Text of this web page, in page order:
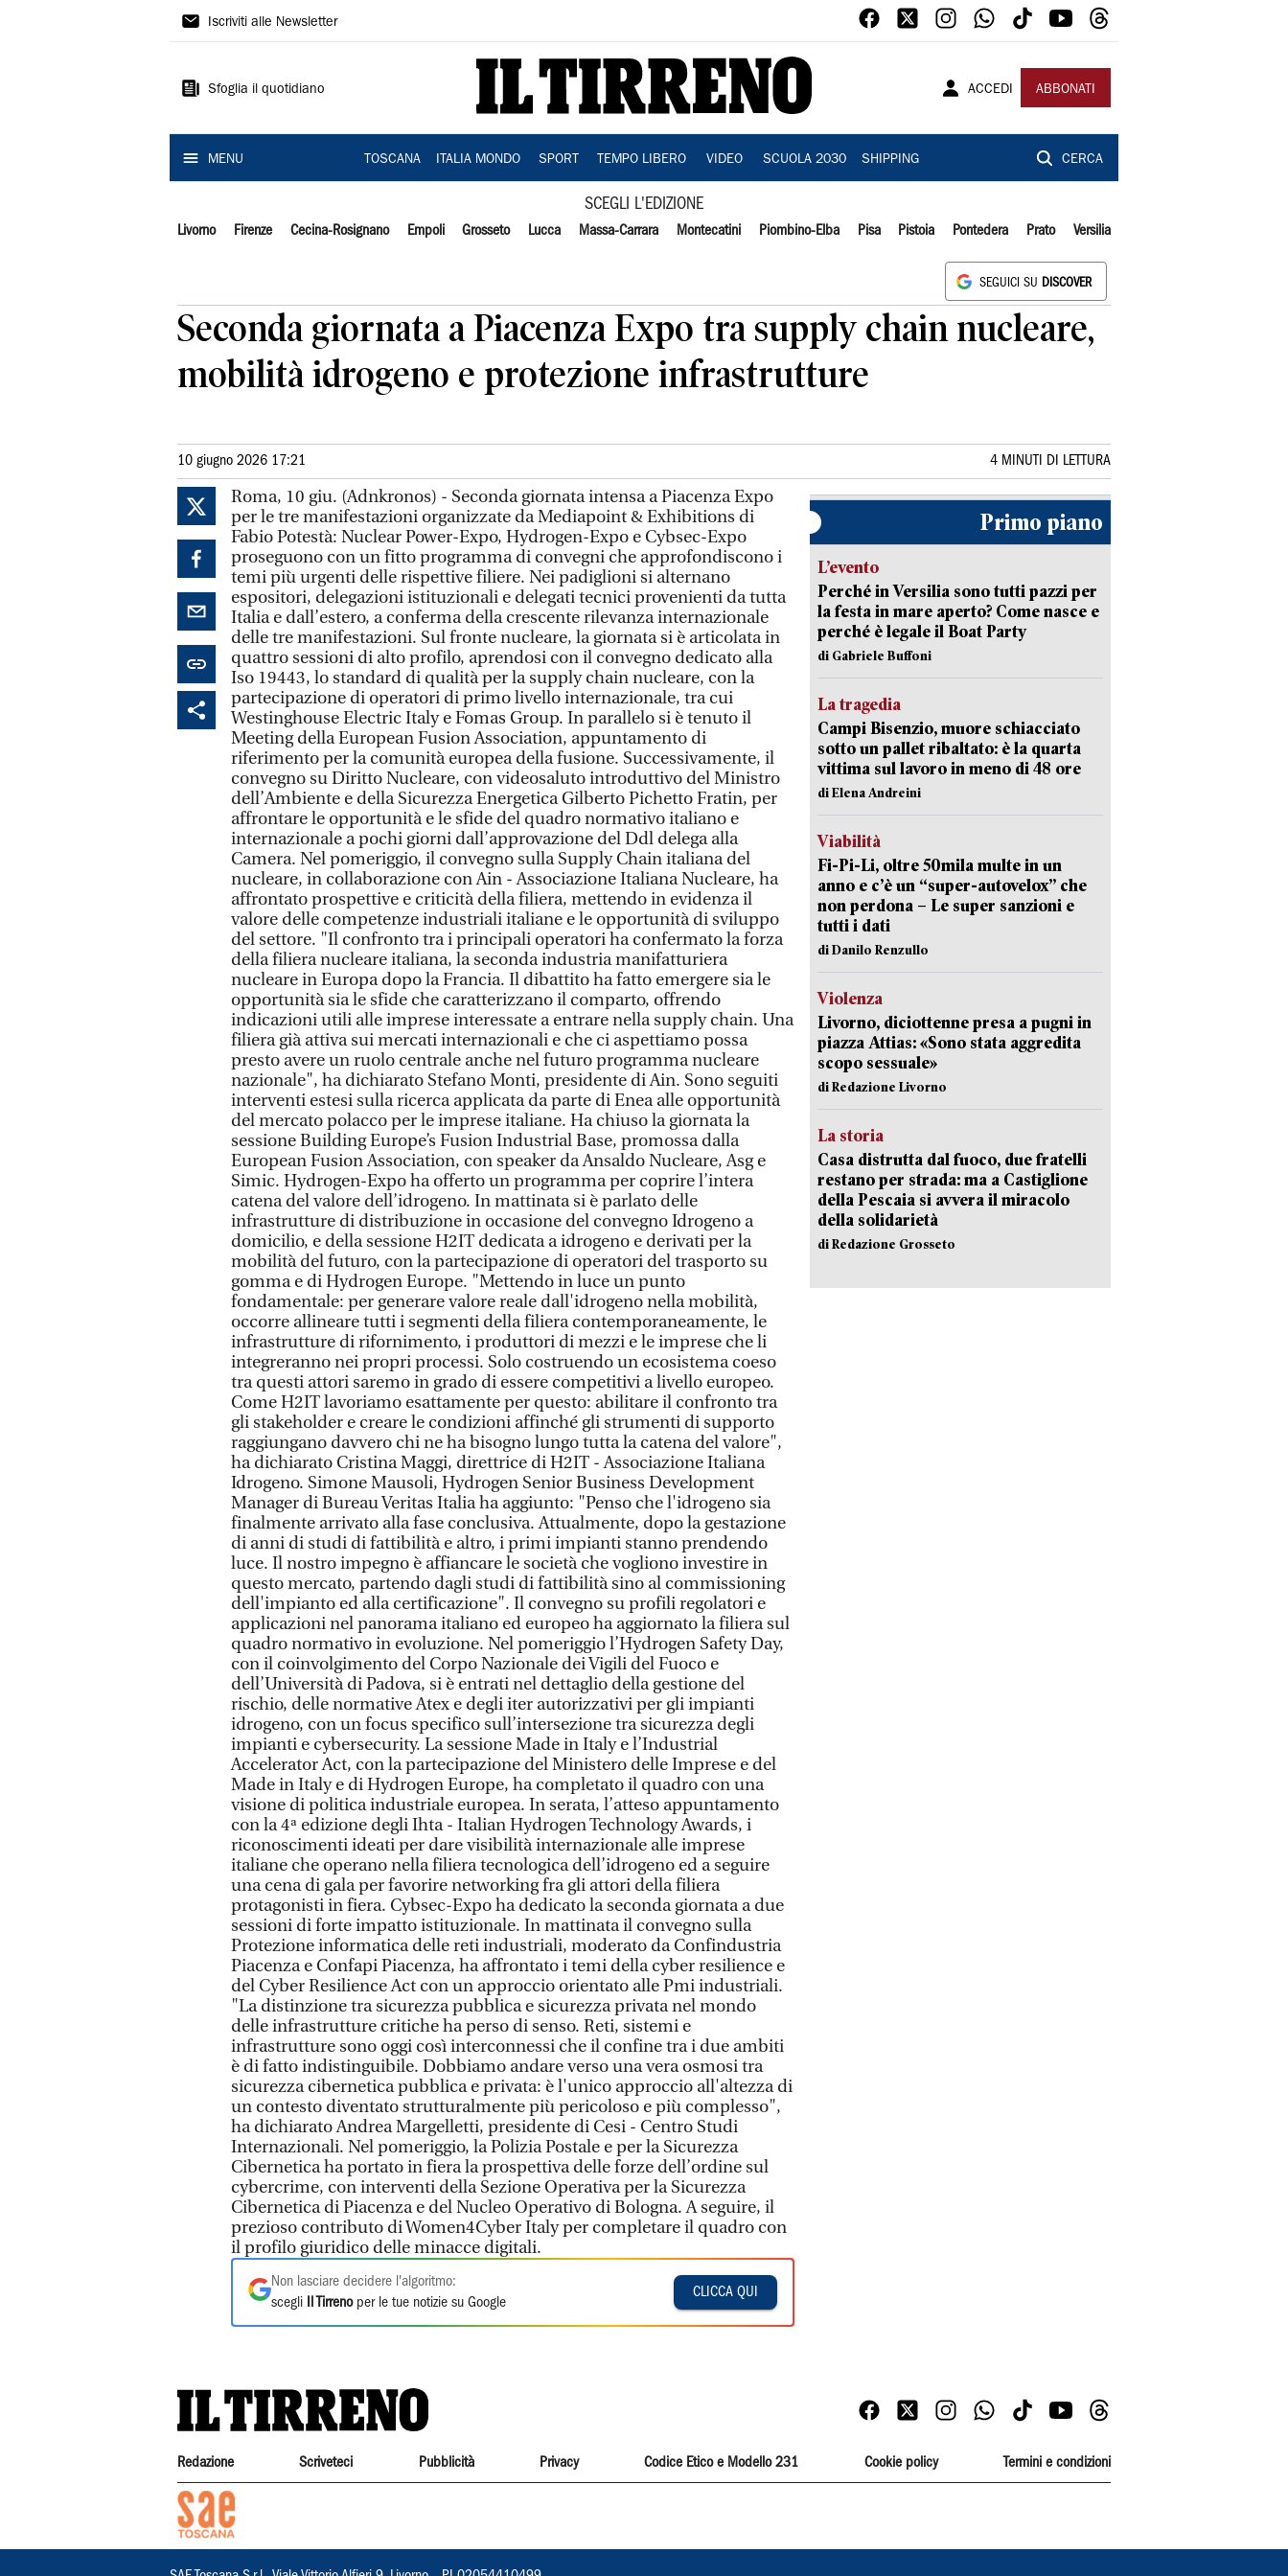
Il
Iscriviti alle Newsletter
Sfoglia il quotidiano ACCEDI ABBONATI
MENU TOSCANA ITALIA MONDO SPORT TEMPO LIBERO VIDEO SCUOLA 2030 SHIPPING CERCA
SCEGLI L'EDIZIONE
Livorno Firenze Cecina-Rosignano Empoli Grosseto Lucca Massa-Carrara Montecatini Piombino-Elba Pisa Pistoia Pontedera Prato Versilia
SEGUICI SU DISCOVER
Seconda giornata a Piacenza Expo tra supply chain nucleare,
mobilità idrogeno e protezione infrastrutture
10 giugno 2026 17:21 4 MINUTI DI LETTURA
Roma, 10 giu. (Adnkronos) - Seconda giornata intensa a Piacenza Expo
per le tre manifestazioni organizzate da Mediapoint & Exhibitions di
Fabio Potestà: Nuclear Power-Expo, Hydrogen-Expo e Cybsec-Expo
proseguono con un fitto programma di convegni che approfondiscono i
temi più urgenti delle rispettive filiere. Nei padiglioni si alternano
espositori, delegazioni istituzionali e delegati tecnici provenienti da tutta
Italia e dall’estero, a conferma della crescente rilevanza internazionale
delle tre manifestazioni. Sul fronte nucleare, la giornata si è articolata in
quattro sessioni di alto profilo, aprendosi con il convegno dedicato alla
Iso 19443, lo standard di qualità per la supply chain nucleare, con la
partecipazione di operatori di primo livello internazionale, tra cui
Westinghouse Electric Italy e Fomas Group. In parallelo si è tenuto il
Meeting della European Fusion Association, appuntamento di
riferimento per la comunità europea della fusione. Successivamente, il
convegno su Diritto Nucleare, con videosaluto introduttivo del Ministro
dell’Ambiente e della Sicurezza Energetica Gilberto Pichetto Fratin, per
affrontare le opportunità e le sfide del quadro normativo italiano e
internazionale a pochi giorni dall’approvazione del Ddl delega alla
Camera. Nel pomeriggio, il convegno sulla Supply Chain italiana del
nucleare, in collaborazione con Ain - Associazione Italiana Nucleare, ha
affrontato prospettive e criticità della filiera, mettendo in evidenza il
valore delle competenze industriali italiane e le opportunità di sviluppo
del settore. "Il confronto tra i principali operatori ha confermato la forza
della filiera nucleare italiana, la seconda industria manifatturiera
nucleare in Europa dopo la Francia. Il dibattito ha fatto emergere sia le
opportunità sia le sfide che caratterizzano il comparto, offrendo
indicazioni utili alle imprese interessate a entrare nella supply chain. Una
filiera già attiva sui mercati internazionali e che ci aspettiamo possa
presto avere un ruolo centrale anche nel futuro programma nucleare
nazionale", ha dichiarato Stefano Monti, presidente di Ain. Sono seguiti
interventi estesi sulla ricerca applicata da parte di Enea alle opportunità
del mercato polacco per le imprese italiane. Ha chiuso la giornata la
sessione Building Europe’s Fusion Industrial Base, promossa dalla
European Fusion Association, con speaker da Ansaldo Nucleare, Asg e
Simic. Hydrogen-Expo ha offerto un programma per coprire l’intera
catena del valore dell’idrogeno. In mattinata si è parlato delle
infrastrutture di distribuzione in occasione del convegno Idrogeno a
domicilio, e della sessione H2IT dedicata a idrogeno e derivati per la
mobilità del futuro, con la partecipazione di operatori del trasporto su
gomma e di Hydrogen Europe. "Mettendo in luce un punto
fondamentale: per generare valore reale dall'idrogeno nella mobilità,
occorre allineare tutti i segmenti della filiera contemporaneamente, le
infrastrutture di rifornimento, i produttori di mezzi e le imprese che li
integreranno nei propri processi. Solo costruendo un ecosistema coeso
tra questi attori saremo in grado di essere competitivi a livello europeo.
Come H2IT lavoriamo esattamente per questo: abilitare il confronto tra
gli stakeholder e creare le condizioni affinché gli strumenti di supporto
raggiungano davvero chi ne ha bisogno lungo tutta la catena del valore",
ha dichiarato Cristina Maggi, direttrice di H2IT - Associazione Italiana
Idrogeno. Simone Mausoli, Hydrogen Senior Business Development
Manager di Bureau Veritas Italia ha aggiunto: "Penso che l'idrogeno sia
finalmente arrivato alla fase conclusiva. Attualmente, dopo la gestazione
di anni di studi di fattibilità e altro, i primi impianti stanno prendendo
luce. Il nostro impegno è affiancare le società che vogliono investire in
questo mercato, partendo dagli studi di fattibilità sino al commissioning
dell'impianto ed alla certificazione". Il convegno su profili regolatori e
applicazioni nel panorama italiano ed europeo ha aggiornato la filiera sul
quadro normativo in evoluzione. Nel pomeriggio l’Hydrogen Safety Day,
con il coinvolgimento del Corpo Nazionale dei Vigili del Fuoco e
dell’Università di Padova, si è entrati nel dettaglio della gestione del
rischio, delle normative Atex e degli iter autorizzativi per gli impianti
idrogeno, con un focus specifico sull’intersezione tra sicurezza degli
impianti e cybersecurity. La sessione Made in Italy e l’Industrial
Accelerator Act, con la partecipazione del Ministero delle Imprese e del
Made in Italy e di Hydrogen Europe, ha completato il quadro con una
visione di politica industriale europea. In serata, l’atteso appuntamento
con la 4ª edizione degli Ihta - Italian Hydrogen Technology Awards, i
riconoscimenti ideati per dare visibilità internazionale alle imprese
italiane che operano nella filiera tecnologica dell’idrogeno ed a seguire
una cena di gala per favorire networking fra gli attori della filiera
protagonisti in fiera. Cybsec-Expo ha dedicato la seconda giornata a due
sessioni di forte impatto istituzionale. In mattinata il convegno sulla
Protezione informatica delle reti industriali, moderato da Confindustria
Piacenza e Confapi Piacenza, ha affrontato i temi della cyber resilience e
del Cyber Resilience Act con un approccio orientato alle Pmi industriali.
"La distinzione tra sicurezza pubblica e sicurezza privata nel mondo
delle infrastrutture critiche ha perso di senso. Reti, sistemi e
infrastrutture sono oggi così interconnessi che il confine tra i due ambiti
è di fatto indistinguibile. Dobbiamo andare verso una vera osmosi tra
sicurezza cibernetica pubblica e privata: è l'unico approccio all'altezza di
un contesto diventato strutturalmente più pericoloso e più complesso",
ha dichiarato Andrea Margelletti, presidente di Cesi - Centro Studi
Internazionali. Nel pomeriggio, la Polizia Postale e per la Sicurezza
Cibernetica ha portato in fiera la prospettiva delle forze dell’ordine sul
cybercrime, con interventi della Sezione Operativa per la Sicurezza
Cibernetica di Piacenza e del Nucleo Operativo di Bologna. A seguire, il
prezioso contributo di Women4Cyber Italy per completare il quadro con
il profilo giuridico delle minacce digitali.
Non lasciare decidere l'algoritmo:
scegli
Il Tirrenoper le tue notizie su Google
CLICCA QUI
Primo piano
L’evento
Perché in Versilia sono tutti pazzi per
la festa in mare aperto? Come nasce e
perché è legale il Boat Party
di Gabriele Buffoni
La tragedia
Campi Bisenzio, muore schiacciato
sotto un pallet ribaltato: è la quarta
vittima sul lavoro in meno di 48 ore
di Elena Andreini
Viabilità
Fi-Pi-Li, oltre 50mila multe in un
anno e c’è un “super-autovelox” che
non perdona – Le super sanzioni e
tutti i dati
di Danilo Renzullo
Violenza
Livorno, diciottenne presa a pugni in
piazza Attias: «Sono stata aggredita
scopo sessuale»
di Redazione Livorno
La storia
Casa distrutta dal fuoco, due fratelli
restano per strada: ma a Castiglione
della Pescaia si avvera il miracolo
della solidarietà
di Redazione Grosseto
Redazione Scriveteci Pubblicità Privacy Codice Etico e Modello 231 Cookie policy Termini e condizioni